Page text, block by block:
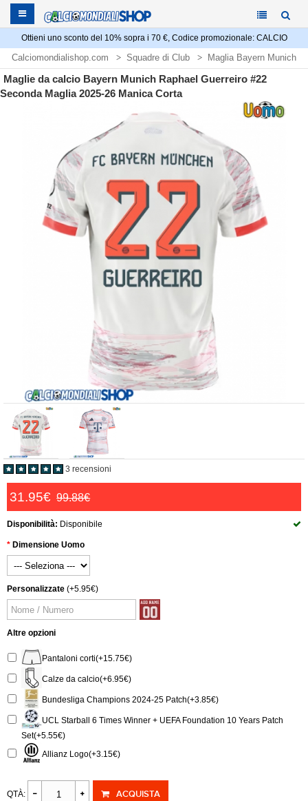
Ottieni uno sconto del 10% sopra i 70 €, Codice promozionale: CALCIO
Calciomondialishop.com Squadre di Club Maglia Bayern Munich
Maglie da calcio Bayern Munich Raphael Guerreiro #22
Seconda Maglia 2025-26 Manica Corta
3 recensioni
31.95€ 99.88€
Disponibilità: Disponibile
Dimensione Uomo
Personalizzate (+5.95€)
Altre opzioni
Pantaloni corti(+15.75€)
Calze da calcio(+6.95€)
Bundesliga Champions 2024-25 Patch(+3.85€)
UCL Starball 6 Times Winner + UEFA Foundation 10 Years Patch
Set(+5.55€)
Allianz Logo(+3.15€)
QTÀ: ACQUISTA